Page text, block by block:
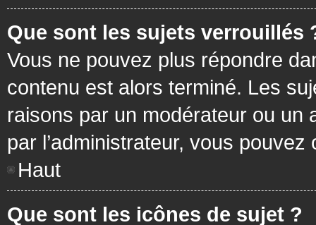
Que sont les sujets verrouillés
Vous ne pouvez plus répondre
contenu est alors terminé. Les
raisons par un modérateur ou un
par l’administrateur, vous
Haut
Que sont les icônes de sujet ?